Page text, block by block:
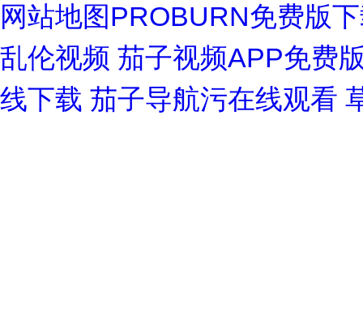
网站地图PROBURN免费版
乱伦视频 茄子视频APP免费
线下载 茄子导航污在线观看